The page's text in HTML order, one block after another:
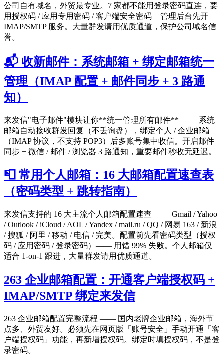
公司自有域名，外贸最专业。7 家都不能用登录密码直连，要
用授权码 / 应用专用密码 / 客户端安全密码 + 管理后台先开
IMAP/SMTP 服务。大量群发请用优质通道，保护公司域名信
誉。
📬 收新邮件：系统邮箱 + 绑定邮箱统一
管理（IMAP 配置 + 邮件同步 + 3 路通
知）
来发信"电子邮件"模块让你**统一管理所有邮件** —— 系统
邮箱自动接收群发回复（不丢询盘），绑定个人 / 企业邮箱
（IMAP 协议，不支持 POP3）后多账号集中收信。开启邮件
同步 + 微信 / 邮件 / 浏览器 3 路通知，重要邮件秒收无延迟。
📮 常用个人邮箱：16 大邮箱配置速查表
（密码类型 + 跳转指南）
来发信支持的 16 大主流个人邮箱配置速查 —— Gmail / Yahoo
/ Outlook / iCloud / AOL / Yandex / mail.ru / QQ / 网易 163 / 新浪
/ 搜狐 / 阿里 / 移动 / 电信 / 完美。配置前先看密码类型（授权
码 / 应用密码 / 登录密码）—— 用错 99% 失败。个人邮箱仅
适合 1-on-1 跟进，大量群发请用优质通道。
263 企业邮箱配置：开通客户端授权码 +
IMAP/SMTP 绑定来发信
263 企业邮箱配置完整流程 —— 国内老牌企业邮箱，海外节
点多、外贸友好。必须先在网页版「账号安全」手动开通「客
户端授权码」功能，再新增授权码。绑定时填授权码，不是登
录密码。